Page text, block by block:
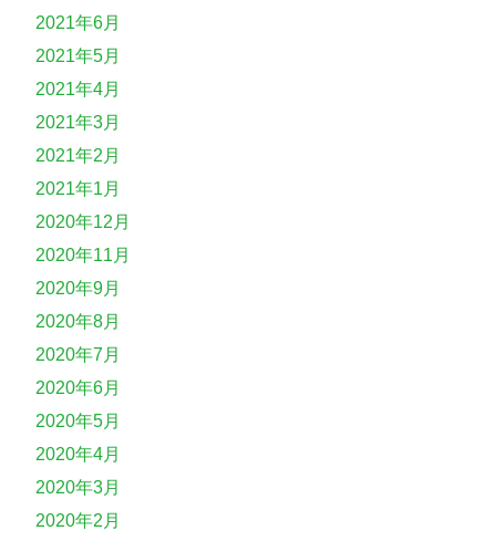
2021年6月
2021年5月
2021年4月
2021年3月
2021年2月
2021年1月
2020年12月
2020年11月
2020年9月
2020年8月
2020年7月
2020年6月
2020年5月
2020年4月
2020年3月
2020年2月